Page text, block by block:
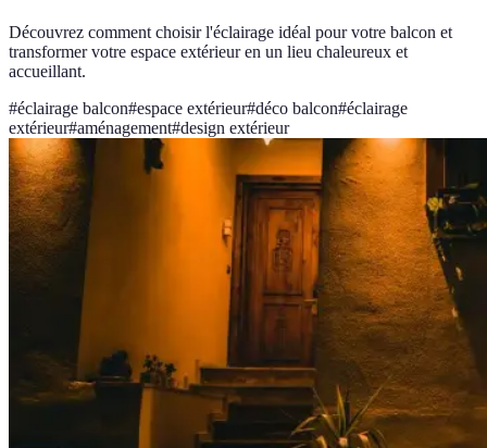
Découvrez comment choisir l'éclairage idéal pour votre balcon et
transformer votre espace extérieur en un lieu chaleureux et
accueillant.
#éclairage balcon#espace extérieur#déco balcon#éclairage
extérieur#aménagement#design extérieur